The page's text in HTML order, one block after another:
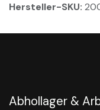
Hersteller-SKU:
Abhollager &